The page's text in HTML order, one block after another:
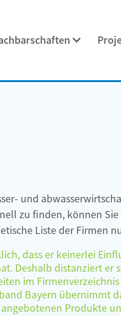
und
zu finden, können
Liste der Firmen
dass er keinerlei
Deshalb distanziert er
im
Bayern übernimmt
Produkte